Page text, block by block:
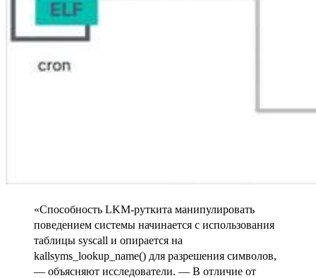
«Способность LKM-руткита манипулировать
поведением системы начинается с использования
таблицы syscall и опирается на
kallsyms_lookup_name() для разрешения символов,
— объясняют исследователи. — В отличие от